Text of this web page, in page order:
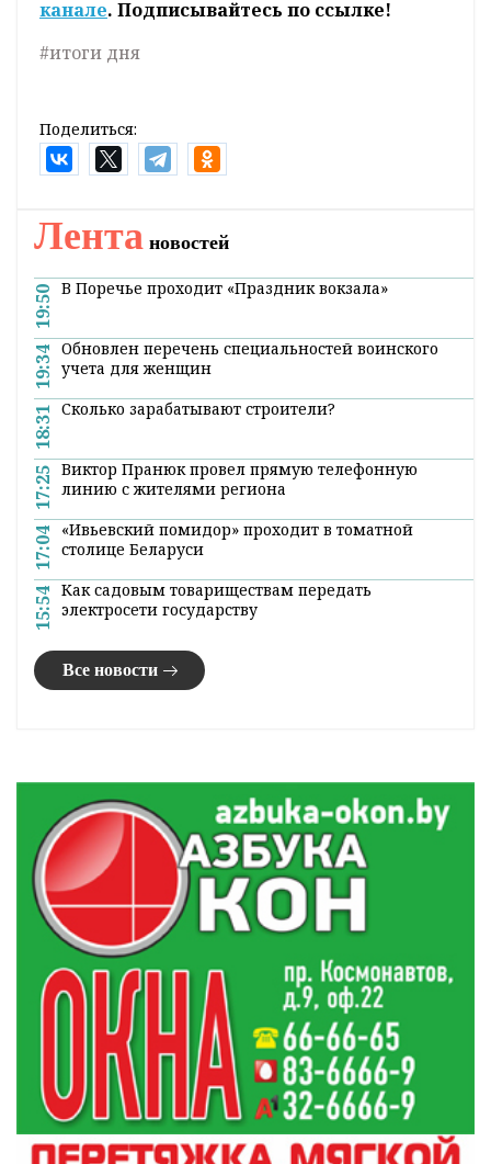
канале. Подписывайтесь по ссылке!
#итоги дня
Поделиться:
Лента новостей
19:50 В Поречье проходит «Праздник вокзала»
19:34 Обновлен перечень специальностей воинского
учета для женщин
18:31 Сколько зарабатывают строители?
17:25 Виктор Пранюк провел прямую телефонную
линию с жителями региона
17:04
«Ивьевский помидор» проходит в томатной
столице Беларуси
15:54 Как садовым товариществам передать
электросети государству
Все новости